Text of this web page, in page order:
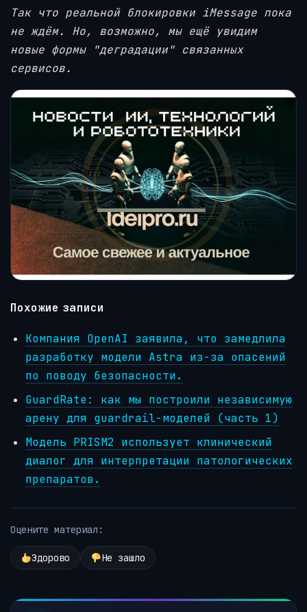
Так что реальной блокировки iMessage пока
не ждём. Но, возможно, мы ещё увидим
новые формы "деградации" связанных
сервисов.
Похожие записи
Компания OpenAI заявила, что замедлила
разработку модели Astra из-за опасений
по поводу безопасности.
GuardRate: как мы построили независимую
арену для guardrail-моделей (часть 1)
Модель PRISM2 использует клинический
диалог для интерпретации патологических
препаратов.
Оцените материал:
Здорово Не зашло